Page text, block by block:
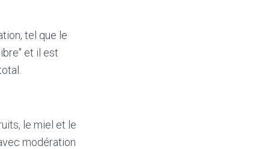
tel que le
et il est
le miel et le
modération